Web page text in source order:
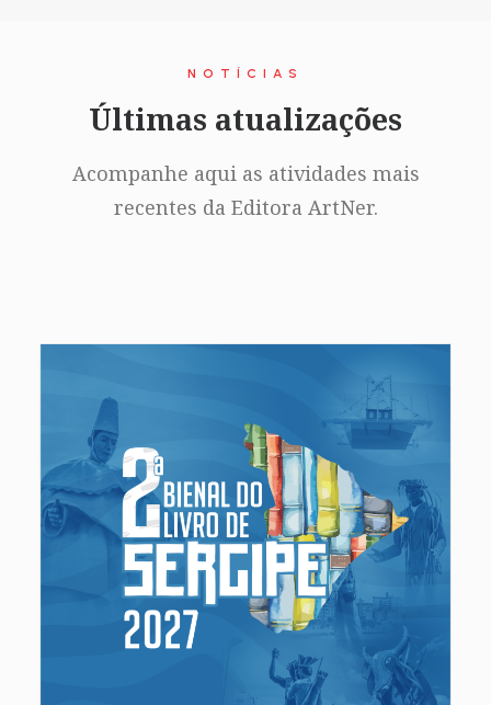
NOTÍCIAS
Últimas atualizações
Acompanhe aqui as atividades mais
recentes da Editora ArtNer.